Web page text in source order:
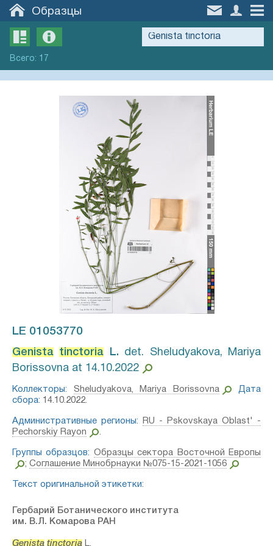
Образцы
Всего: 17
LE 01053770
Genista tinctoria L.⁣ det. Sheludyakova, Mariya
Borissovna at 14.10.2022
Коллекторы: Sheludyakova, Mariya Borissovna
Дата
сбора: 14.10.2022.
Административные регионы:
RU - Pskovskaya Oblast' -
Pechorskiy Rayon
.
Группы образцов: Образцы сектора Восточной Европы
; Соглашение Минобрнауки №075-15-2021-1056
Текст оригинальной этикетки:
Гербарий Ботанического института
им. В.Л. Комарова РАН
Genista tinctoria L.⁣